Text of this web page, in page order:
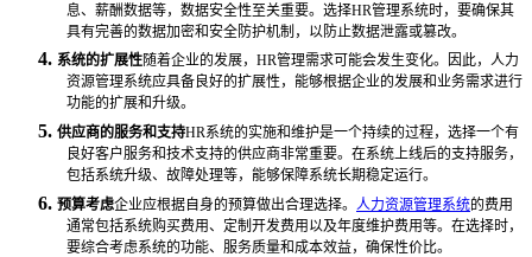
息、薪酬数据等，数据安全性至关重要。选择HR管理系统时，要确保其
具有完善的数据加密和安全防护机制，以防止数据泄露或篡改。
4. 系统的扩展性随着企业的发展， HR管理需求可能会发生变化。因此， 人力
资源管理系统应具备良好的扩展性，能够根据企业的发展和业务需求进行
功能的扩展和升级。
5. 供应商的服务和支持HR系统的实施和维护是一个持续的过程，选择一个有
良好客户服务和技术支持的供应商非常重要。在系统上线后的支持服务，
包括系统升级、故障处理等，能够保障系统长期稳定运行。
6. 预算考虑企业应根据自身的预算做出合理选择。 人力资源管理系统的费用
通常包括系统购买费用、定制开发费用以及年度维护费用等。在选择时，
要综合考虑系统的功能、服务质量和成本效益，确保性价比。